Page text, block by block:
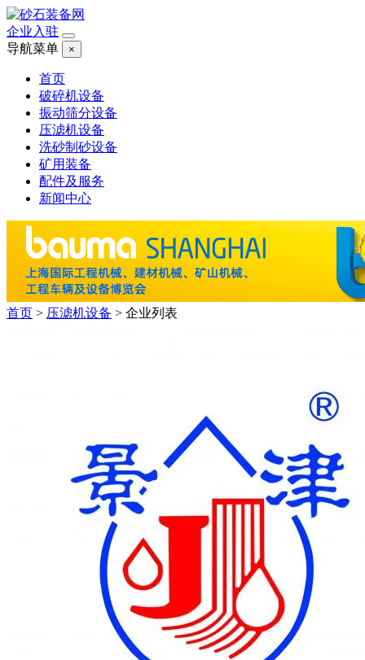
企业入驻
导航菜单
×
首页
破碎机设备
振动筛分设备
压滤机设备
洗砂制砂设备
矿用装备
配件及服务
新闻中心
首页 > 压滤机设备 > 企业列表